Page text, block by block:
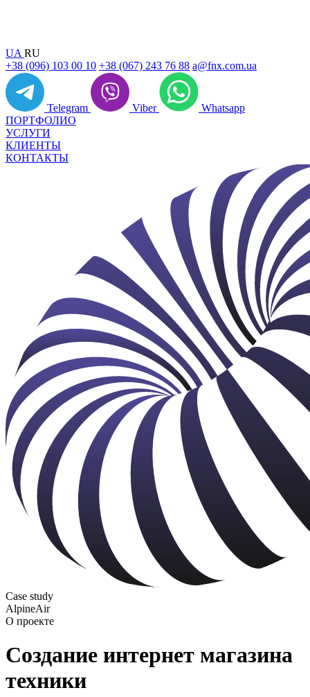
UA RU
+38 (096) 103 00 10 +38 (067) 243 76 88 a@fnx.com.ua
Telegram Viber
Whatsapp
ПОРТФОЛИО
УСЛУГИ
КЛИЕНТЫ
КОНТАКТЫ
Case study
AlpineAir
О проекте
Создание интернет магазина
техники